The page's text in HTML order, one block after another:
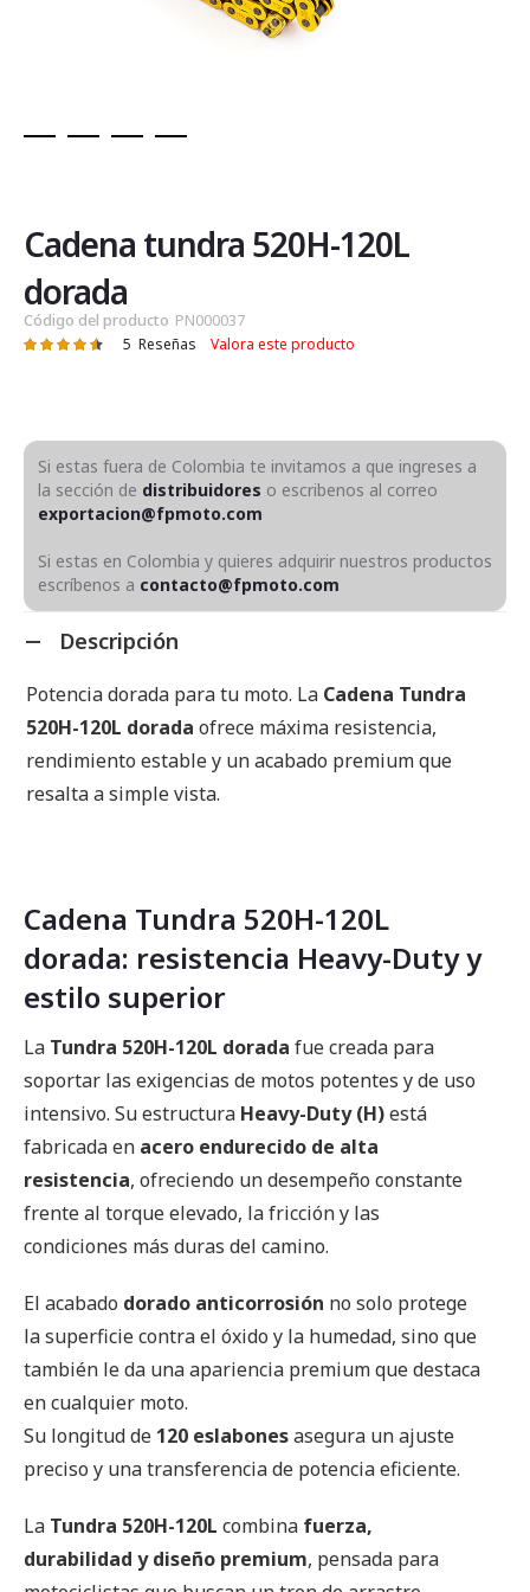
de
la
galería
de
imágenes
Cadena tundra 520H-120L
dorada
Código del producto PN000037
Valoración: 5 Reseñas Valora este producto
Si estas fuera de Colombia te invitamos a que ingreses a
la sección de distribuidores o escribenos al correo
exportacion@fpmoto.com
Si estas en Colombia y quieres adquirir nuestros productos
escríbenos a contacto@fpmoto.com
Descripción
Potencia dorada para tu moto. La Cadena Tundra
520H-120L dorada ofrece máxima resistencia,
rendimiento estable y un acabado premium que
resalta a simple vista.
Cadena Tundra 520H-120L
dorada: resistencia Heavy-Duty y
estilo superior
La Tundra 520H-120L dorada fue creada para
soportar las exigencias de motos potentes y de uso
intensivo. Su estructura Heavy-Duty (H)está
fabricada en acero endurecido de alta
resistencia, ofreciendo un desempeño constante
frente al torque elevado, la fricción y las
condiciones más duras del camino.
El acabado dorado anticorrosión no solo protege
la superficie contra el óxido y la humedad, sino que
también le da una apariencia premium que destaca
en cualquier moto.
Su longitud de 120 eslabonesasegura un ajuste
preciso y una transferencia de potencia eficiente.
La Tundra 520H-120L combina fuerza,
durabilidad y diseño premium, pensada para